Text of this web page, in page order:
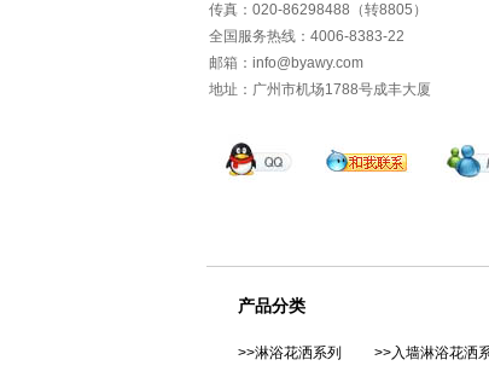
传真：020-86298488（转8805）
全国服务热线：4006-8383-22
邮箱：info@byawy.com
地址：广州市机场1788号成丰大厦
产品分类
>>淋浴花洒系列 >>入墙淋浴花洒